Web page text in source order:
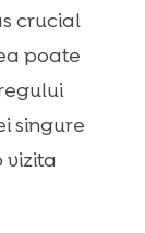
crucial
poate
singure
vizita